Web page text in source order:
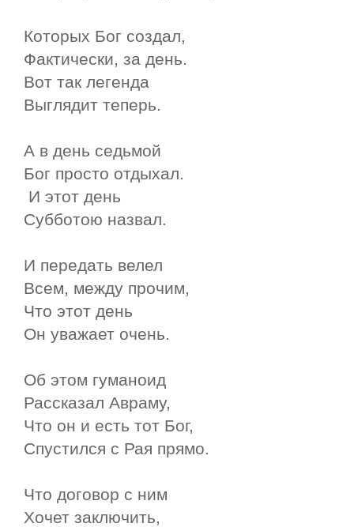
Которых Бог создал,
Фактически, за день.
Вот так легенда
Выглядит теперь.
А в день седьмой
Бог просто отдыхал.
И этот день
Субботою назвал.
И передать велел
Всем, между прочим,
Что этот день
Он уважает очень.
Об этом гуманоид
Рассказал Авраму,
Что он и есть тот Бог,
Спустился с Рая прямо.
Что договор с ним
Хочет заключить,